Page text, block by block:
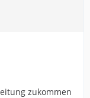
zukommen